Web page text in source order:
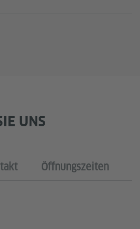
UNS
Öffnungszeiten